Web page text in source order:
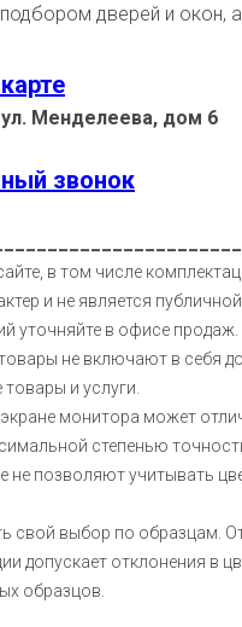
дверей и окон,
Менделеева, дом 6
звонок
в том числе
и не является
уточняйте в офисе продаж.
не включают в себя
и услуги.
монитора может
степенью
не позволяют учитывать
свой выбор по образцам.
допускает отклонения в
образцов.